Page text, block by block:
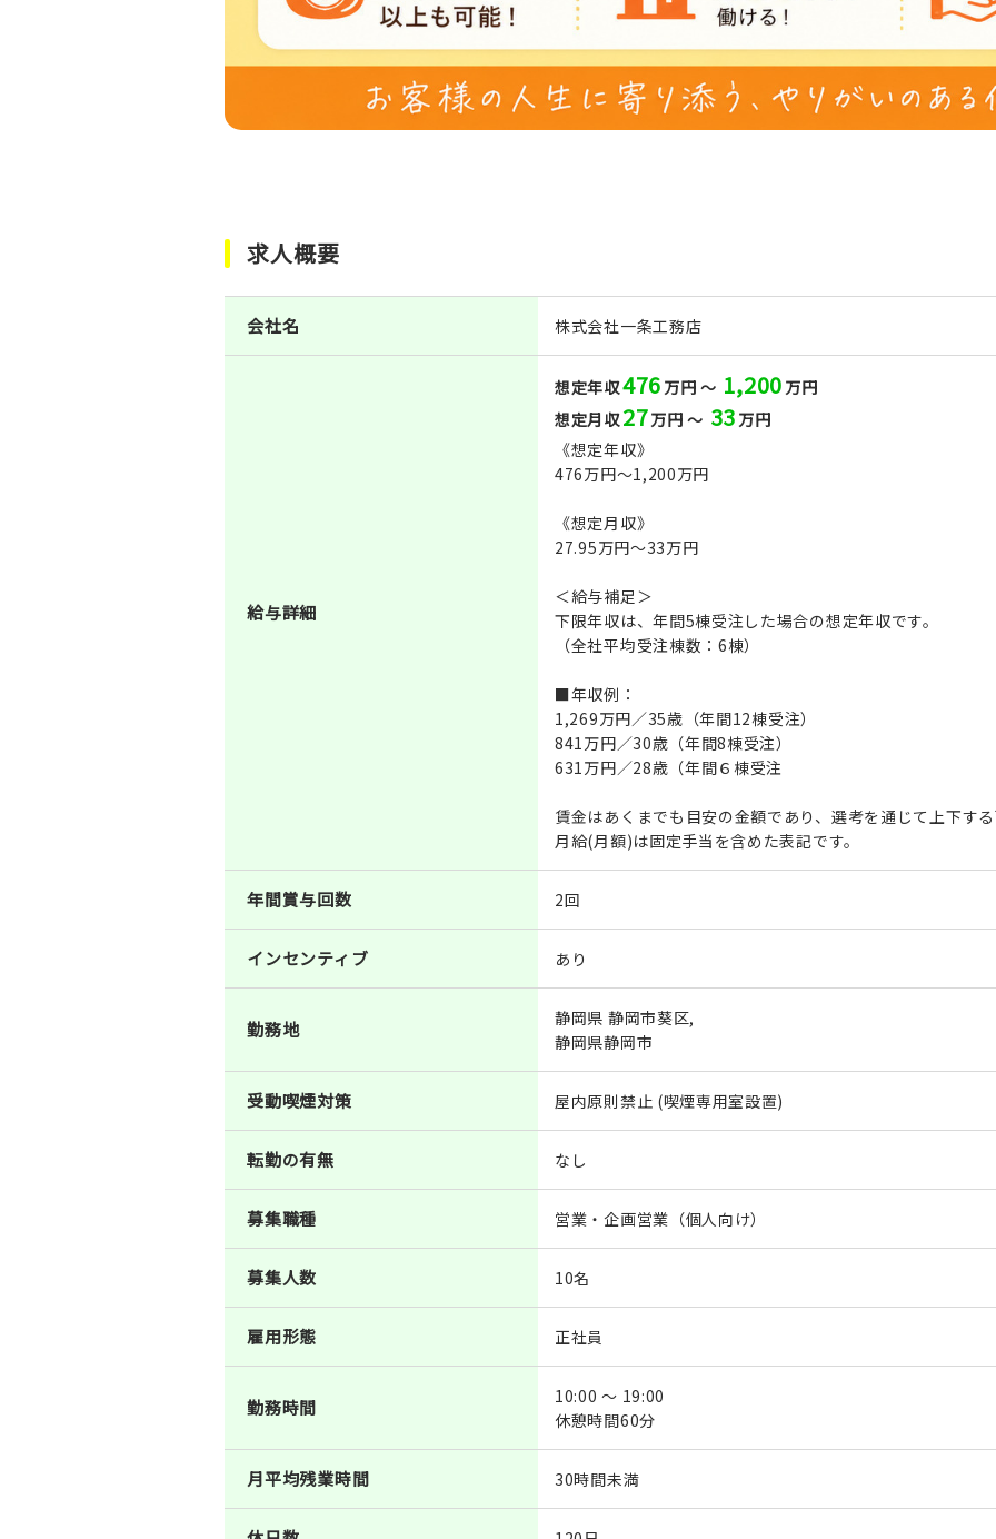
求人概要
会社名 株式会社一条工務店
給与詳細
想定年収476 万円 ～ 1,200 万円
想定月収27万円 ～ 33 万円
《想定年収》
476万円～1,200万円
《想定月収》
27.95万円～33万円
＜給与補足＞
下限年収は、年間5棟受注した場合の想定年収です。
（全社平均受注棟数：6棟）
■年収例：
1,269万円／35歳（年間12棟受注）
841万円／30歳（年間8棟受注）
631万円／28歳（年間６棟受注
賃金はあくまでも目安の金額であり、選考を通じて上下す
月給(月額)は固定手当を含めた表記です。
年間賞与回数 2回
インセンティブ あり
勤務地
静岡県 静岡市葵区,
静岡県静岡市
受動喫煙対策 屋内原則禁止 (喫煙専用室設置)
転勤の有無 なし
募集職種 営業・企画営業（個人向け）
募集人数 10名
雇用形態 正社員
勤務時間
10:00 ～ 19:00
休憩時間60分
月平均残業時間 30時間未満